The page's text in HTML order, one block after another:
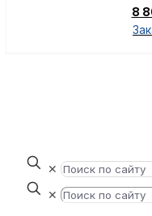
8
✕
✕